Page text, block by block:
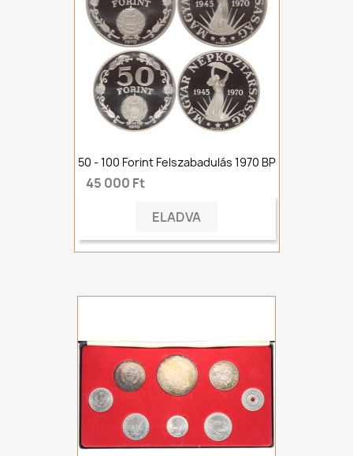
50 - 100 Forint Felszabadulás 1970 BP
45 000 Ft
ELADVA